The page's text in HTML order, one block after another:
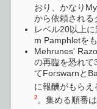
おり、かなり
から依頼される
レベル20以上
m Pamphletを
Mehrunes'
の再臨を恐れ
てForswarnと
に報酬がもらえ
2 。集める順番は